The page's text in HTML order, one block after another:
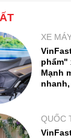
XE
phẩm"
Mạnh
QUỐC